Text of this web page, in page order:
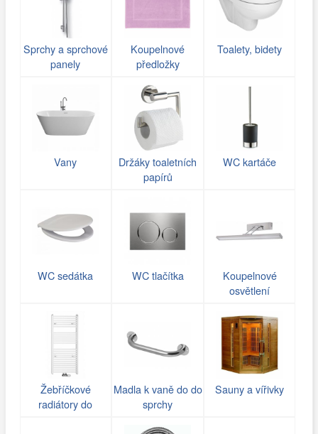
Sprchy a sprchové
panely
Koupelnové
předložky
Toalety, bidety
Vany
Držáky toaletních
papírů
WC kartáče
WC sedátka WC tlačítka
Koupelnové
osvětlení
Žebříčkové
radiátory do
Madla k vaně do do
sprchy
Sauny a vířivky